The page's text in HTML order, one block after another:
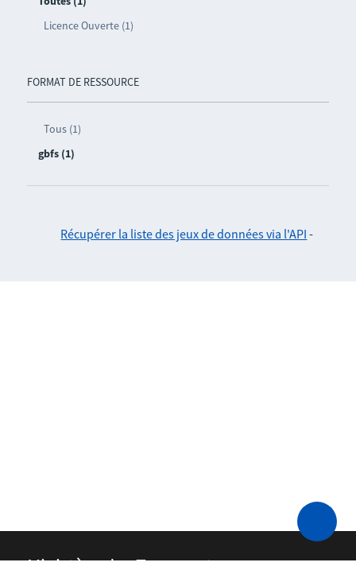
Licence Ouverte (1)
FORMAT DE RESSOURCE
Tous (1)
gbfs (1)
Récupérer la liste des jeux de données via l'API -